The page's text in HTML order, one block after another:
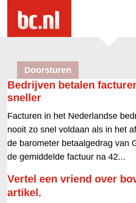
Doorsturen
Bedrijven betalen
sneller
Facturen in het Nederlandse
nooit zo snel voldaan als in het
de barometer betaalgedrag van
de gemiddelde factuur na 42...
Vertel een vriend over
artikel.